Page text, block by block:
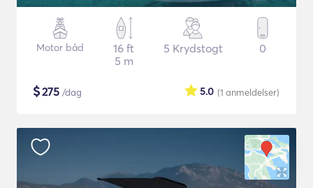
Motor båd
16 ft
5 m
5 Krydstogt 0
$275 /dag (1 anmeldelser)
5.0